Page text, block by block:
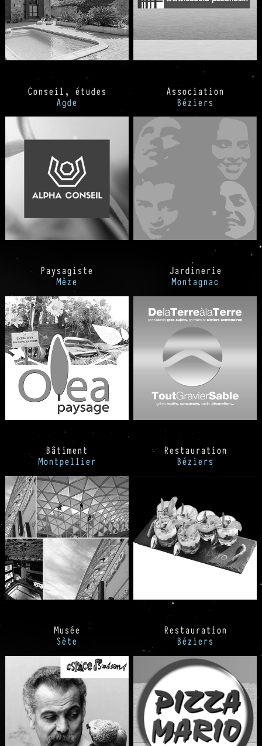
Conseil, études
Agde
Association
Béziers
Paysagiste
Mèze
Jardinerie
Montagnac
Bâtiment
Montpellier
Restauration
Béziers
Musée
Sète
Restauration
Béziers